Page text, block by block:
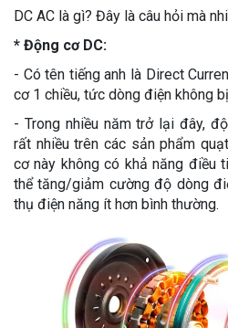
DC AC là gì? Đây là câu hỏi mà
* Động cơ DC:
- Có tên tiếng anh là Direct
cơ 1 chiều, tức dòng điện không
- Trong nhiều năm trở lại đây,
rất nhiều trên các sản phẩm
cơ này không có khả năng điều
thể tăng/giảm cường độ dòng
thụ điện năng ít hơn bình thường.